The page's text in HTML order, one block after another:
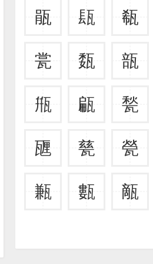
瓹 瓺 瓻
瓽 瓾 瓿
甁 甂 甃
甅 甆 甇
甉 甊 甋